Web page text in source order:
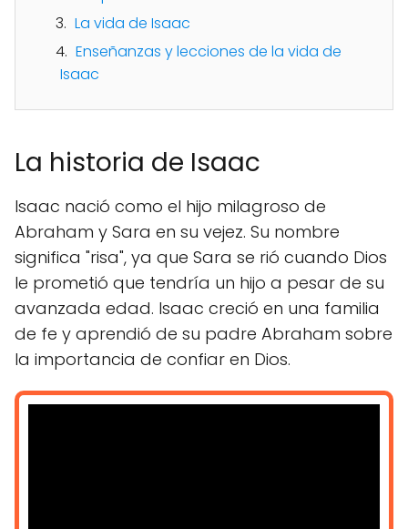
La vida de Isaac
Enseñanzas y lecciones de la vida de
Isaac
La historia de Isaac
Isaac nació como el hijo milagroso de
Abraham y Sara en su vejez. Su nombre
significa "risa", ya que Sara se rió cuando Dios
le prometió que tendría un hijo a pesar de su
avanzada edad. Isaac creció en una familia
de fe y aprendió de su padre Abraham sobre
la importancia de confiar en Dios.